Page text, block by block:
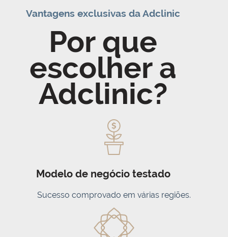
Vantagens exclusivas da Adclinic
Por que
escolher a
Adclinic?
Modelo de negócio testado
Sucesso comprovado em várias regiões.